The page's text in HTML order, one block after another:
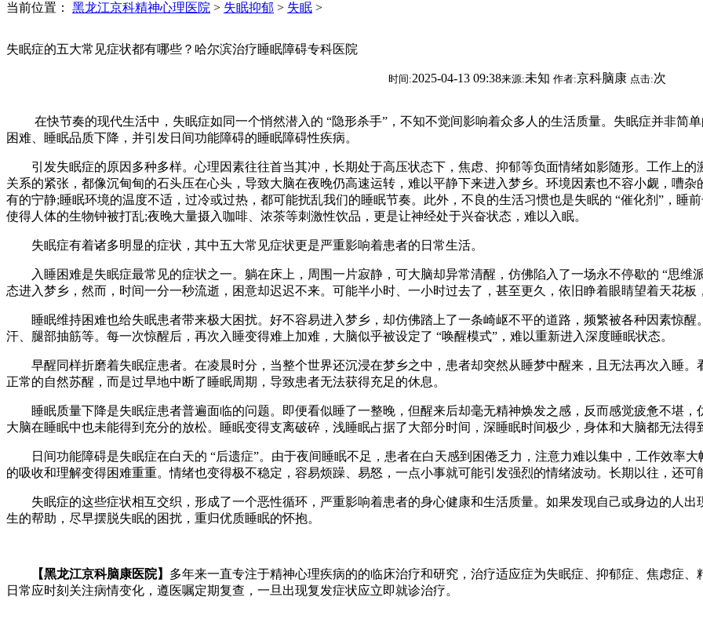
当前位置： 黑龙江京科精神心理医院 > 失眠抑郁 > 失眠 >
失眠症的五大常见症状都有哪些？哈尔滨治疗睡眠障碍专科医院
时间:2025-04-13 09:38来源:未知 作者:京科脑康 点击:次
在快节奏的现代生活中，失眠症如同一个悄然潜入的 “隐形杀手”，不知不觉间影响着众多人的生活质量。失眠症并非简
困难、睡眠品质下降，并引发日间功能障碍的睡眠障碍性疾病。​
引发失眠症的原因多种多样。心理因素往往首当其冲，长期处于高压状态下，焦虑、抑郁等负面情绪如影随形。工作上的
关系的紧张，都像沉甸甸的石头压在心头，导致大脑在夜晚仍高速运转，难以平静下来进入梦乡。环境因素也不容小觑，嘈
有的宁静;睡眠环境的温度不适，过冷或过热，都可能扰乱我们的睡眠节奏。此外，不良的生活习惯也是失眠的 “催化剂”，睡
使得人体的生物钟被打乱;夜晚大量摄入咖啡、浓茶等刺激性饮品，更是让神经处于兴奋状态，难以入眠。​
失眠症有着诸多明显的症状，其中五大常见症状更是严重影响着患者的日常生活。​
入睡困难是失眠症最常见的症状之一。躺在床上，周围一片寂静，可大脑却异常清醒，仿佛陷入了一场永不停歇的 “思维
态进入梦乡，然而，时间一分一秒流逝，困意却迟迟不来。可能半小时、一小时过去了，甚至更久，依旧睁着眼睛望着天花
睡眠维持困难也给失眠患者带来极大困扰。好不容易进入梦乡，却仿佛踏上了一条崎岖不平的道路，频繁被各种因素惊醒
汗、腿部抽筋等。每一次惊醒后，再次入睡变得难上加难，大脑似乎被设定了 “唤醒模式”，难以重新进入深度睡眠状态。​
早醒同样折磨着失眠症患者。在凌晨时分，当整个世界还沉浸在梦乡之中，患者却突然从睡梦中醒来，且无法再次入睡。
正常的自然苏醒，而是过早地中断了睡眠周期，导致患者无法获得充足的休息。​
睡眠质量下降是失眠症患者普遍面临的问题。即便看似睡了一整晚，但醒来后却毫无精神焕发之感，反而感觉疲惫不堪，
大脑在睡眠中也未能得到充分的放松。睡眠变得支离破碎，浅睡眠占据了大部分时间，深睡眠时间极少，身体和大脑都无法得
日间功能障碍是失眠症在白天的 “后遗症”。由于夜间睡眠不足，患者在白天感到困倦乏力，注意力难以集中，工作效率
的吸收和理解变得困难重重。情绪也变得极不稳定，容易烦躁、易怒，一点小事就可能引发强烈的情绪波动。长期以往，还
失眠症的这些症状相互交织，形成了一个恶性循环，严重影响着患者的身心健康和生活质量。如果发现自己或身边的人出
生的帮助，尽早摆脱失眠的困扰，重归优质睡眠的怀抱。​
【黑龙江京科脑康医院】 多年来一直专注于精神心理疾病的的临床治疗和研究，治疗适应症为失眠症、抑郁症、焦虑症
日常应时刻关注病情变化，遵医嘱定期复查，一旦出现复发症状应立即就诊治疗。